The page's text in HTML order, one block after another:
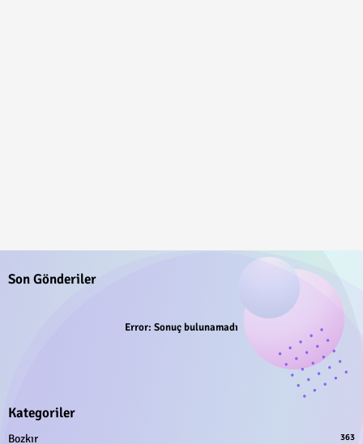
Son Gönderiler
Error: Sonuç bulunamadı
Kategoriler
Bozkır 363